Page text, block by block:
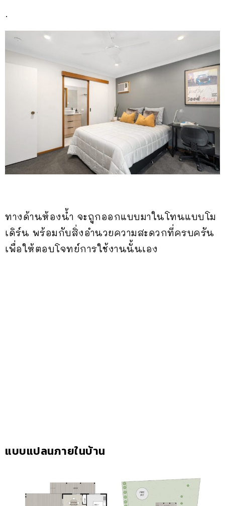
.
ทางด้านห้องน้ำ จะถูกออกแบบมาในโทนแบบโม
เดิร์น พร้อมกับสิ่งอำนวยความสะดวกที่ครบครัน
เพื่อให้ตอบโจทย์การใช้งานนั้นเอง
แบบแปลนภายในบ้าน